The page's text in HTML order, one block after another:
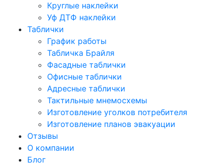
Круглые наклейки
Уф ДТФ наклейки
Таблички
График работы
Табличка Брайля
Фасадные таблички
Офисные таблички
Адресные таблички
Тактильные мнемосхемы
Изготовление уголков потребителя
Изготовление планов эвакуации
Отзывы
О компании
Блог